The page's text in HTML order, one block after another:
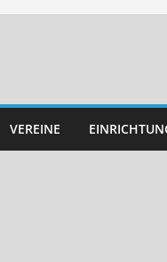
VEREINE